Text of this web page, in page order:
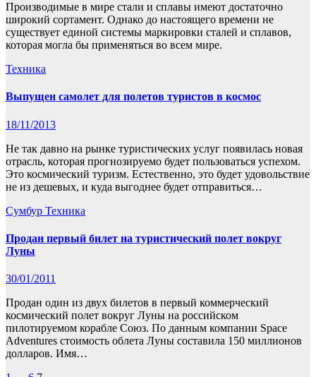
Производимые в мире стали и сплавы имеют достаточно
широкий сортамент. Однако до настоящего времени не
существует единой системы маркировки сталей и сплавов,
которая могла бы применяться во всем мире.
Техника
Выпущен самолет для полетов туристов в космос
18/11/2013
Не так давно на рынке туристических услуг появилась новая
отрасль, которая прогнозируемо будет пользоваться успехом.
Это космический туризм. Естественно, это будет удовольствие
не из дешевых, и куда выгоднее будет отправиться…
Сумбур Техника
Продан первый билет на туристический полет вокруг
Луны
30/01/2011
Продан один из двух билетов в первый коммерческий
космический полет вокруг Луны на российском
пилотируемом корабле Союз. По данным компании Space
Adventures стоимость облета Луны составила 150 миллионов
долларов. Имя…